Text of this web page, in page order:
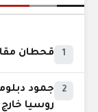
1 قحطان
2
جمود
روسيا